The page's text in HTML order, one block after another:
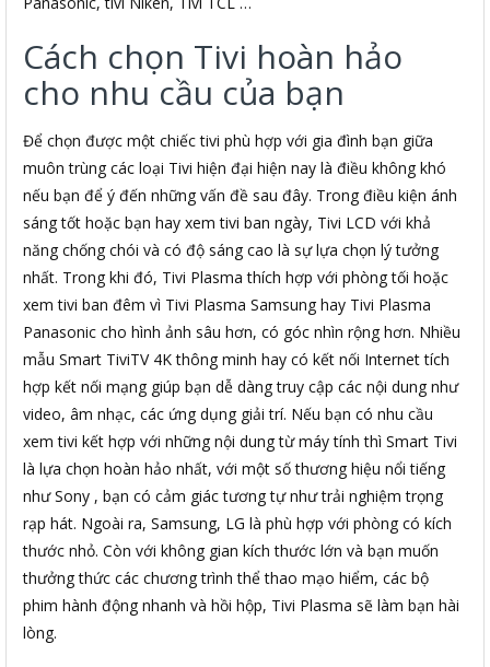
Cách chọn Tivi hoàn hảo
cho nhu cầu của bạn
Để chọn được một chiếc tivi phù hợp với gia đình bạn giữa
muôn trùng các loại Tivi hiện đại hiện nay là điều không khó
nếu bạn để ý đến những vấn đề sau đây. Trong điều kiện ánh
sáng tốt hoặc bạn hay xem tivi ban ngày, Tivi LCD với khả
năng chống chói và có độ sáng cao là sự lựa chọn lý tưởng
nhất. Trong khi đó, Tivi Plasma thích hợp với phòng tối hoặc
xem tivi ban đêm vì Tivi Plasma Samsung hay Tivi Plasma
Panasonic cho hình ảnh sâu hơn, có góc nhìn rộng hơn. Nhiều
mẫu Smart TiviTV 4K thông minh hay có kết nối Internet tích
hợp kết nối mạng giúp bạn dễ dàng truy cập các nội dung như
video, âm nhạc, các ứng dụng giải trí. Nếu bạn có nhu cầu
xem tivi kết hợp với những nội dung từ máy tính thì Smart Tivi
là lựa chọn hoàn hảo nhất, với một số thương hiệu nổi tiếng
như Sony , bạn có cảm giác tương tự như trải nghiệm trọng
rạp hát. Ngoài ra, Samsung, LG là phù hợp với phòng có kích
thước nhỏ. Còn với không gian kích thước lớn và bạn muốn
thưởng thức các chương trình thể thao mạo hiểm, các bộ
phim hành động nhanh và hồi hộp, Tivi Plasma sẽ làm bạn hài
lòng.